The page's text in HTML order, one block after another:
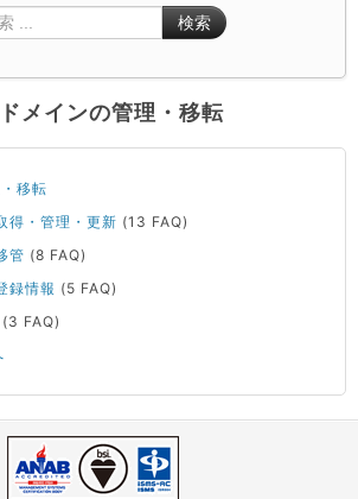
検索
メインの管理・移転
移転
得・管理・更新 (13 FAQ)
管 (8 FAQ)
録情報 (5 FAQ)
(3 FAQ)